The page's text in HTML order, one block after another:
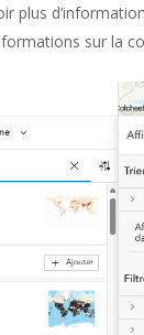
plus
sur la